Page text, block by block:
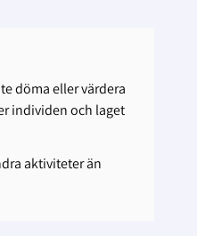
döma eller värdera
individen och laget
aktiviteter än